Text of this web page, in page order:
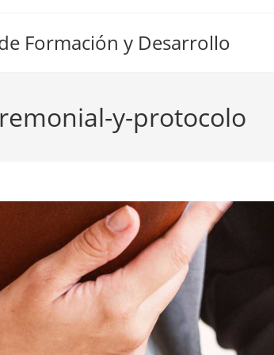
Formación y Desarrollo
y-protocolo